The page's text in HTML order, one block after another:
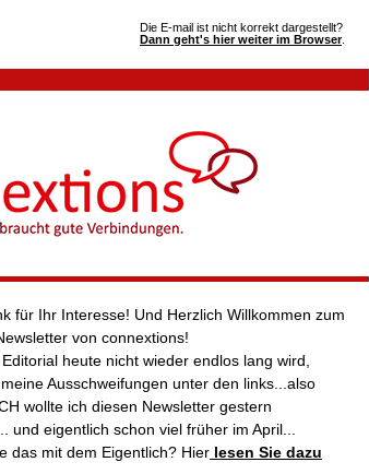
Die E-mail ist nicht korrekt dargestellt?
Dann geht's hier weiter im Browser.
für Ihr Interesse! Und Herzlich Willkommen zum
von connextions!
heute nicht wieder endlos lang wird,
Ausschweifungen unter den links...also
wollte ich diesen Newsletter gestern
und eigentlich schon viel früher im April...
das mit dem Eigentlich? Hier lesen Sie dazu